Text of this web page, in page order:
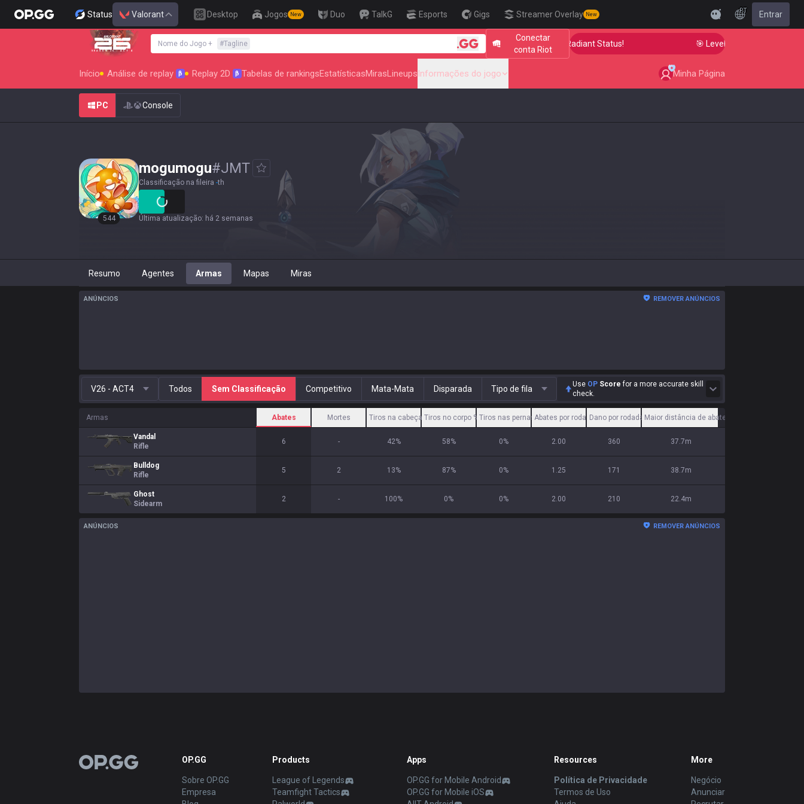
Status Valorant Desktop Jogos New Duo TalkG Esports Gigs Streamer Overlay New
PT Entrar
SEASON 26 : ACT 4
Nome do Jogo + #Tagline
Conectar
conta Riot
🎯 Level Up Your Aim to Radiant Status! 🎯 Level Up Your Aim to
Início Análise de replay β Replay 2D β Tabelas de rankingsEstatísticasMirasLineupsInformações do jogo Minha Página
PC Console
544
mogumogu#JMT
Classificação na fileira -th
Última atualização: há 2 semanas
Resumo Agentes Armas Mapas Miras
ANÚNCIOS REMOVER ANÚNCIOS
V26 - ACT4 Todos Sem Classificação Competitivo Mata-Mata Disparada Tipo de fila Use OP Score for a more accurate skill
check.
Armas Abates Mortes Tiros na cabeça %Tiros no corpo % Tiros nas pernas %Abates por rodadaDano por rodada Maior distância de abate
Vandal
Rifle
6 - 42% 58% 0% 2.00 360 37.7m
Bulldog
Rifle
5 2 13% 87% 0% 1.25 171 38.7m
Ghost
Sidearm
2 - 100% 0% 0% 2.00 210 22.4m
ANÚNCIOS REMOVER ANÚNCIOS
OP.GG OP.GG
Sobre OP.GG
Empresa
Products
League of Legends
Teamfight Tactics
Apps
OP.GG for Mobile Android
OP.GG for Mobile iOS
Resources
Política de Privacidade
Termos de Uso
More
Negócio
Anunciar